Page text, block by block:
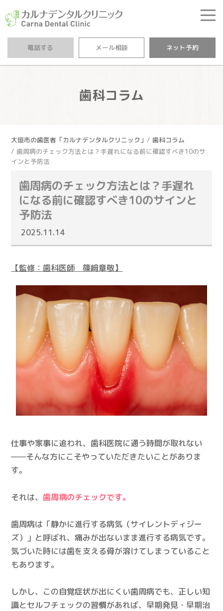
カルナデンタルクリニ
電話する メール相談 ネット予約
歯科コラム
大垣市の歯医者「カルナデンタルクリニック」
歯科コラム
歯周病のチェック方法とは？手遅れになる前に確認すべき10のサ
インと予防法
歯周病のチェック方法とは？手遅れ
になる前に確認すべき10のサインと
予防法
2025.11.14
【監修：歯科医師 篠﨑章敬】
仕事や家事に追われ、歯科医院に通う時間が取れない
——そんな方にこそやっていただきたいことがありま
す。
それは、 歯周病のチェックです。
歯周病は「静かに進行する病気（サイレントディジー
ズ）」と呼ばれ、痛みが出ないまま進行する病気です。
気づいた時には歯を支える骨が溶けてしまっていること
もあります。
しかし、この自覚症状が出にくい歯周病でも、正しい知
識とセルフチェックの習慣があれば、早期発見・早期治